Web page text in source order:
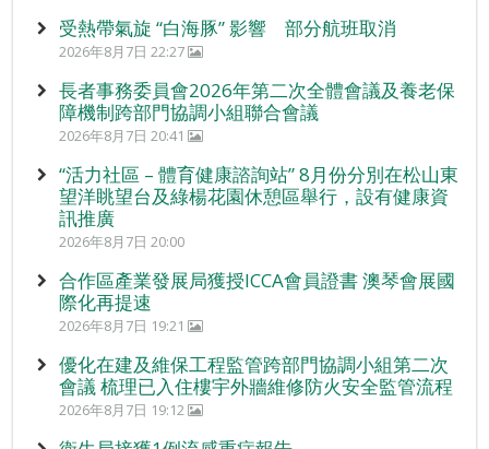
受熱帶氣旋 “白海豚” 影響 部分航班取消
2026年8月7日 22:27
長者事務委員會2026年第二次全體會議及養老保
障機制跨部門協調小組聯合會議
2026年8月7日 20:41
“活力社區 – 體育健康諮詢站” 8月份分別在松山東
望洋眺望台及綠楊花園休憩區舉行，設有健康資
訊推廣
2026年8月7日 20:00
合作區產業發展局獲授ICCA會員證書 澳琴會展國
際化再提速
2026年8月7日 19:21
優化在建及維保工程監管跨部門協調小組第二次
會議 梳理已入住樓宇外牆維修防火安全監管流程
2026年8月7日 19:12